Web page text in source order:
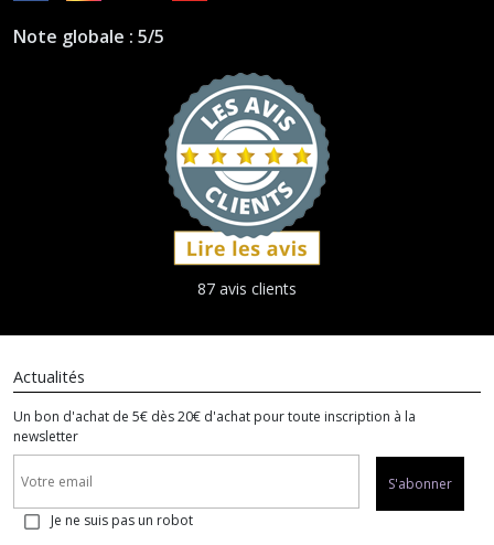
Note globale : 5/5
87 avis clients
Actualités
Un bon d'achat de 5€ dès 20€ d'achat pour toute inscription à la
newsletter
S'abonner
Je ne suis pas un robot